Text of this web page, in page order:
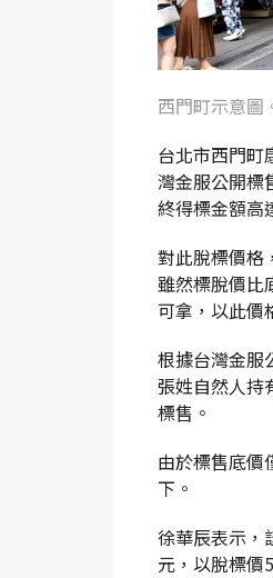
西門町示意圖
台北市西門町
灣金服公開標
終得標金額高
對此脫標價格
雖然標脫價比
可拿，以此價
根據台灣金服
張姓自然人持
標售。
由於標售底價
下。
徐華辰表示，
元，以脫標價